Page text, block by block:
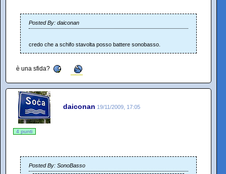
Posted By: daiconan
credo che a schifo stavolta posso battere sonobasso.
è una sfida?
daiconan 19/11/2009, 17:05
4 punti
Posted By: SonoBasso